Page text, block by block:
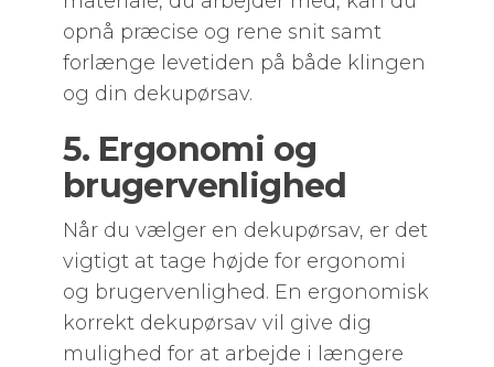
opnå præcise og rene snit samt
forlænge levetiden på både klingen
og din dekupørsav.
5. Ergonomi og
brugervenlighed
Når du vælger en dekupørsav, er det
vigtigt at tage højde for ergonomi
og brugervenlighed. En ergonomisk
korrekt dekupørsav vil give dig
mulighed for at arbejde i længere